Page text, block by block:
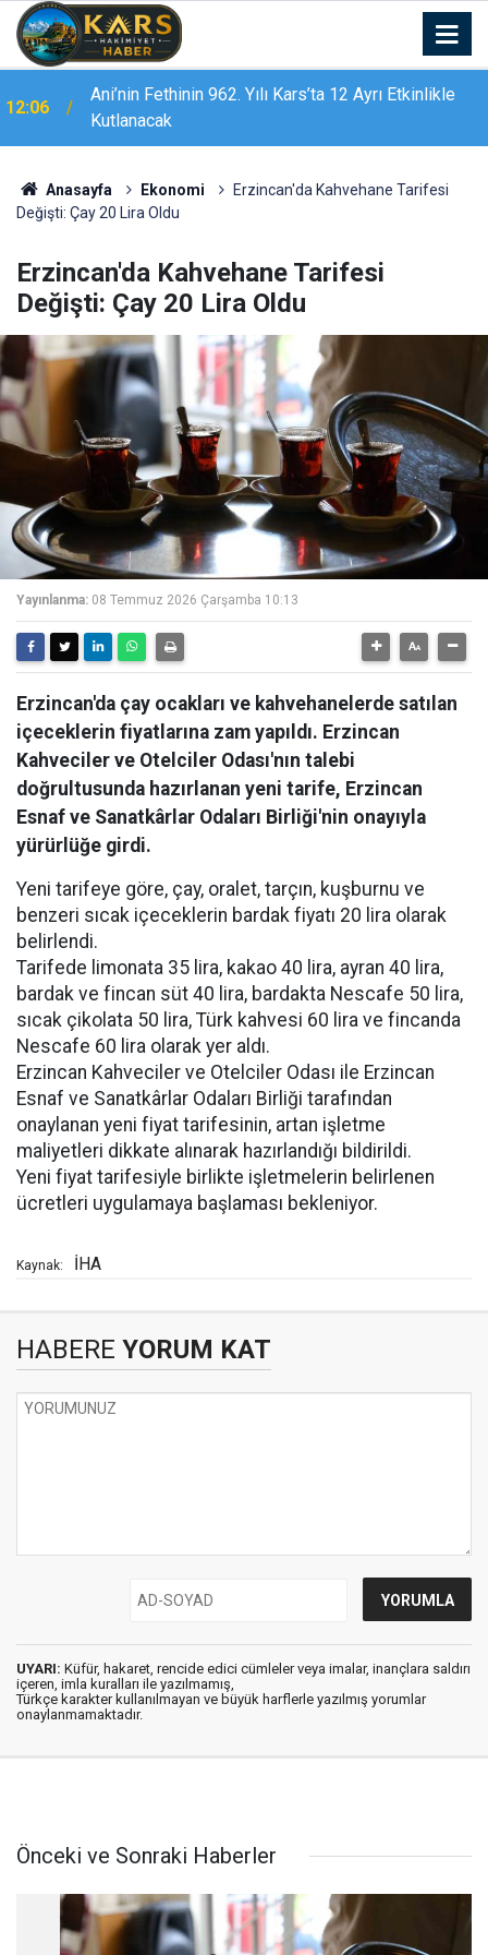
Ani’nin Fethinin 962. Yılı Kars’ta 12 Ayrı Etkinlikle
Kutlanacak
12:03 Uzgörür’de asfalt ve altyapı çalışmaları sürüyor
Anasayfa Ekonomi
Erzincan'da Kahvehane Tarifesi
Değişti: Çay 20 Lira Oldu
Erzincan'da Kahvehane Tarifesi
Değişti: Çay 20 Lira Oldu
Yayınlanma: 08 Temmuz 2026 Çarşamba 10:13
Erzincan'da çay ocakları ve kahvehanelerde satılan
içeceklerin fiyatlarına zam yapıldı. Erzincan
Kahveciler ve Otelciler Odası'nın talebi
doğrultusunda hazırlanan yeni tarife, Erzincan
Esnaf ve Sanatkârlar Odaları Birliği'nin onayıyla
yürürlüğe girdi.
Yeni tarifeye göre, çay, oralet, tarçın, kuşburnu ve
benzeri sıcak içeceklerin bardak fiyatı 20 lira olarak
belirlendi.
Tarifede limonata 35 lira, kakao 40 lira, ayran 40 lira,
bardak ve fincan süt 40 lira, bardakta Nescafe 50 lira,
sıcak çikolata 50 lira, Türk kahvesi 60 lira ve fincanda
Nescafe 60 lira olarak yer aldı.
Erzincan Kahveciler ve Otelciler Odası ile Erzincan
Esnaf ve Sanatkârlar Odaları Birliği tarafından
onaylanan yeni fiyat tarifesinin, artan işletme
maliyetleri dikkate alınarak hazırlandığı bildirildi.
Yeni fiyat tarifesiyle birlikte işletmelerin belirlenen
ücretleri uygulamaya başlaması bekleniyor.
Kaynak: İHA
HABERE YORUM KAT
UYARI: Küfür, hakaret, rencide edici cümleler veya imalar, inançlara saldırı
içeren, imla kuralları ile yazılmamış,
Türkçe karakter kullanılmayan ve büyük harflerle yazılmış yorumlar
onaylanmamaktadır.
Önceki ve Sonraki Haberler